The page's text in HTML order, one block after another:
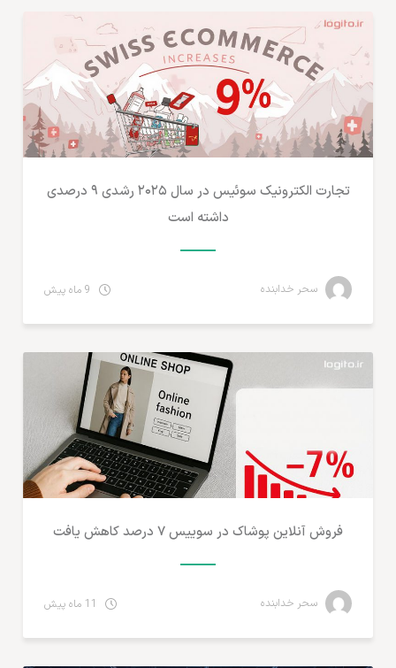
تجارت الکترونیک سوئیس در سال ۲۰۲۵ رشدی ۹ درصدی
داشته است
سحر خدابنده
فروش آنلاین پوشاک در سوییس ۷ درصد کاهش یافت
سحر خدابنده